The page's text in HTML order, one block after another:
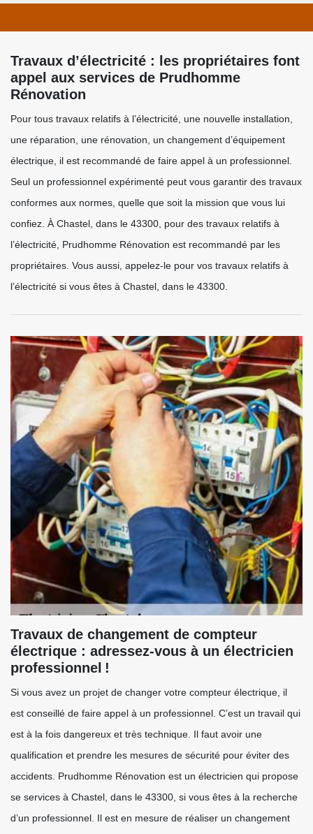
Travaux d’électricité : les propriétaires font
appel aux services de Prudhomme
Rénovation
Pour tous travaux relatifs à l’électricité, une nouvelle installation,
une réparation, une rénovation, un changement d’équipement
électrique, il est recommandé de faire appel à un professionnel.
Seul un professionnel expérimenté peut vous garantir des travaux
conformes aux normes, quelle que soit la mission que vous lui
confiez. À Chastel, dans le 43300, pour des travaux relatifs à
l’électricité, Prudhomme Rénovation est recommandé par les
propriétaires. Vous aussi, appelez-le pour vos travaux relatifs à
l’électricité si vous êtes à Chastel, dans le 43300.
Travaux de changement de compteur
électrique : adressez-vous à un électricien
professionnel !
Si vous avez un projet de changer votre compteur électrique, il
est conseillé de faire appel à un professionnel. C’est un travail qui
est à la fois dangereux et très technique. Il faut avoir une
qualification et prendre les mesures de sécurité pour éviter des
accidents. Prudhomme Rénovation est un électricien qui propose
se services à Chastel, dans le 43300, si vous êtes à la recherche
d’un professionnel. Il est en mesure de réaliser un changement